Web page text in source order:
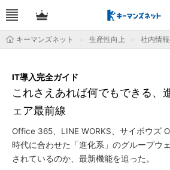
キーマンズネット 生産性向上 社内情
これさえあれば何でもできる、
ェア最前線
IT導入完全ガイド
Office 365、LINE WORKS、サイボウズ
時代に合わせた「進化系」のグループウ
されているのか、最新機能を追った。